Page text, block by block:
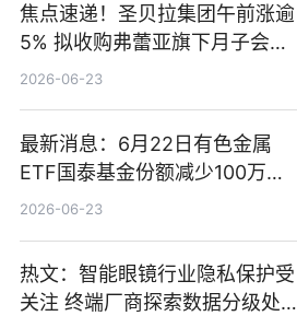
焦点速递！圣贝拉集团午前涨逾
5% 拟收购弗蕾亚旗下月子会所
业务少数股权
2026-06-23
最新消息：6月22日有色金属
ETF国泰基金份额减少100万
份，重仓股紫金矿业、洛阳钼
2026-06-23
热文：智能眼镜行业隐私保护受
关注 终端厂商探索数据分级处理